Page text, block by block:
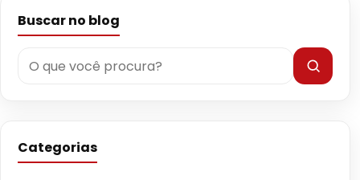
Buscar no blog
Categorias